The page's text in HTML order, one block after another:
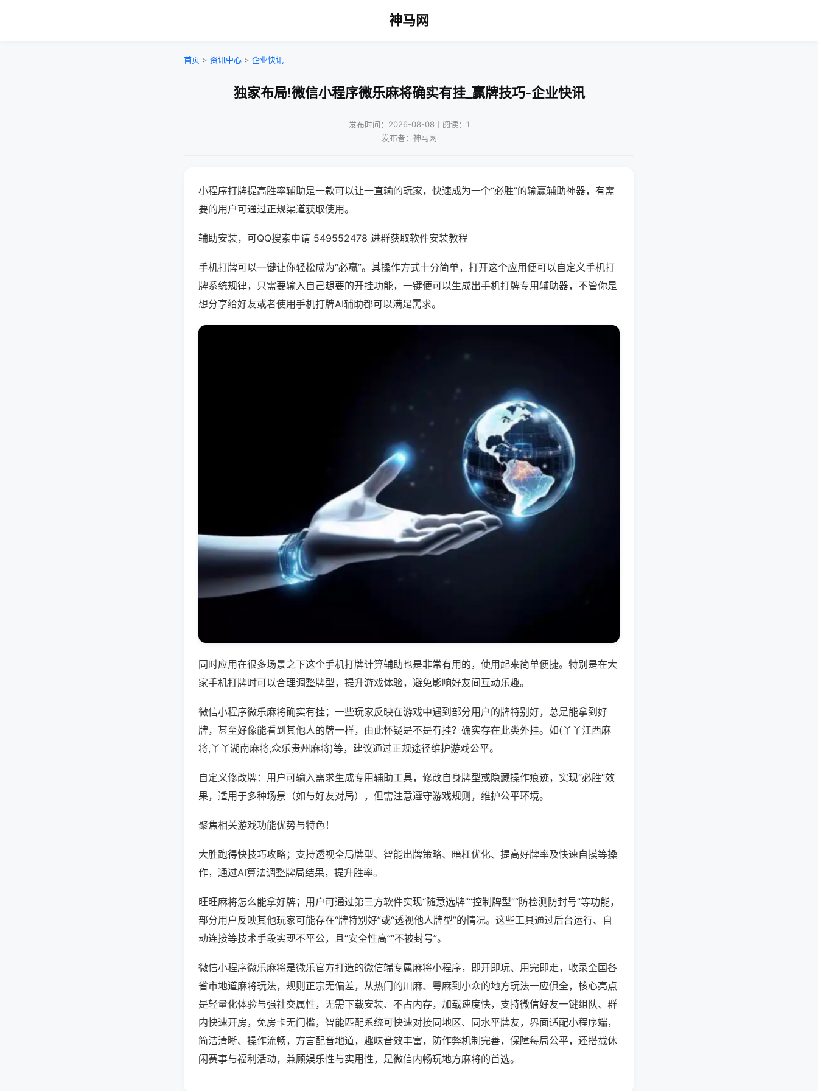
神马网
首页 > 资讯中心 > 企业快讯
独家布局!微信小程序微乐麻将确实有挂_赢牌技巧-企业快讯
发布时间：2026-08-08｜阅读：1
发布者：神马网
小程序打牌提高胜率辅助是一款可以让一直输的玩家，快速成为一个“必胜”的输赢辅助神器，有需
要的用户可通过正规渠道获取使用。
辅助安装，可QQ搜索申请 549552478 进群获取软件安装教程
手机打牌可以一键让你轻松成为“必赢”。其操作方式十分简单，打开这个应用便可以自定义手机打
牌系统规律，只需要输入自己想要的开挂功能，一键便可以生成出手机打牌专用辅助器，不管你是
想分享给好友或者使用手机打牌AI辅助都可以满足需求。
同时应用在很多场景之下这个手机打牌计算辅助也是非常有用的，使用起来简单便捷。特别是在大
家手机打牌时可以合理调整牌型，提升游戏体验，避免影响好友间互动乐趣。
微信小程序微乐麻将确实有挂；一些玩家反映在游戏中遇到部分用户的牌特别好，总是能拿到好
牌，甚至好像能看到其他人的牌一样，由此怀疑是不是有挂？确实存在此类外挂。如(丫丫江西麻
将,丫丫湖南麻将,众乐贵州麻将)等，建议通过正规途径维护游戏公平。
自定义修改牌：用户可输入需求生成专用辅助工具，修改自身牌型或隐藏操作痕迹，实现“必胜”效
果，适用于多种场景（如与好友对局），但需注意遵守游戏规则，维护公平环境。
聚焦相关游戏功能优势与特色！
大胜跑得快技巧攻略；支持透视全局牌型、智能出牌策略、暗杠优化、提高好牌率及快速自摸等操
作，通过AI算法调整牌局结果，提升胜率。
旺旺麻将怎么能拿好牌；用户可通过第三方软件实现“随意选牌”“控制牌型”“防检测防封号”等功能，
部分用户反映其他玩家可能存在“牌特别好”或“透视他人牌型”的情况。这些工具通过后台运行、自
动连接等技术手段实现不平公，且“安全性高”“不被封号”。
微信小程序微乐麻将是微乐官方打造的微信端专属麻将小程序，即开即玩、用完即走，收录全国各
省市地道麻将玩法，规则正宗无偏差，从热门的川麻、粤麻到小众的地方玩法一应俱全，核心亮点
是轻量化体验与强社交属性，无需下载安装、不占内存，加载速度快，支持微信好友一键组队、群
内快速开房，免房卡无门槛，智能匹配系统可快速对接同地区、同水平牌友，界面适配小程序端，
简洁清晰、操作流畅，方言配音地道，趣味音效丰富，防作弊机制完善，保障每局公平，还搭载休
闲赛事与福利活动，兼顾娱乐性与实用性，是微信内畅玩地方麻将的首选。